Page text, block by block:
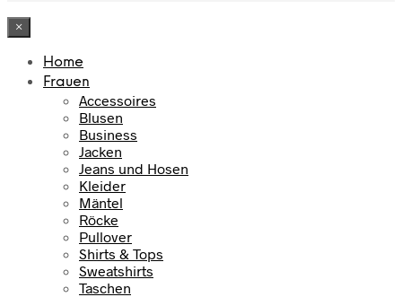
×
Home
Frauen
Accessoires
Blusen
Business
Jacken
Jeans und Hosen
Kleider
Mäntel
Röcke
Pullover
Shirts & Tops
Sweatshirts
Taschen